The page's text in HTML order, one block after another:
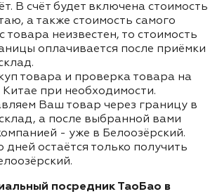
В счёт будет включена стоимость
а также стоимость самого
товара неизвестен, то стоимость
оплачивается после приёмки
товара и проверка товара на
при необходимости.
Ваш товар через границу в
а после выбранной вами
- уже в Белоозёрский.
дней остаётся только получить
посредник ТаоБао в